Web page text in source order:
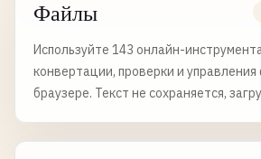
Файлы
Используйте 143 онлайн-
конвертации, проверки и
браузере. Текст не сохраняется,